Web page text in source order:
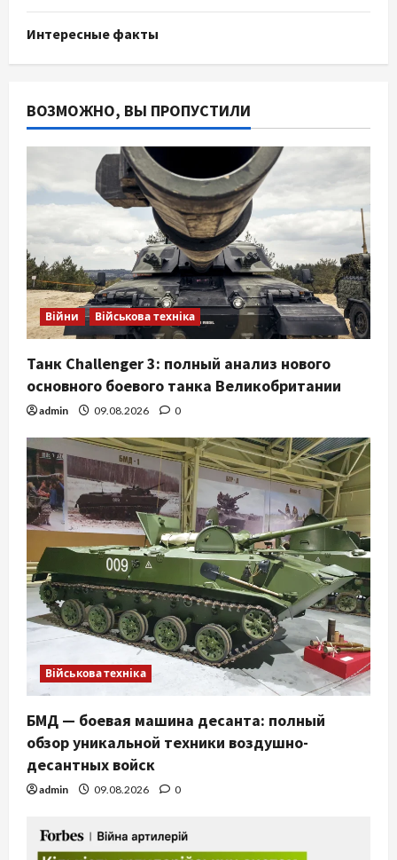
Интересные факты
ВОЗМОЖНО, ВЫ ПРОПУСТИЛИ
Війни Військова техніка
Танк Challenger 3: полный анализ нового
основного боевого танка Великобритании
admin 09.08.2026 0
Військова техніка
БМД — боевая машина десанта: полный
обзор уникальной техники воздушно-
десантных войск
admin 09.08.2026 0